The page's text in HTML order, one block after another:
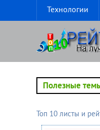
Технологии
Полезные
Топ 10 листы и